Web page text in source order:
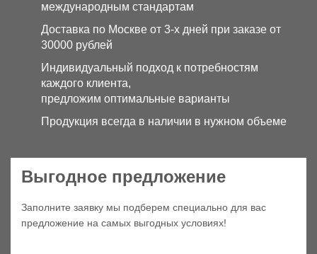
международным стандартам
Доставка по Москве от 3-х дней при заказе от
30000 рублей
Индивидуальный подход к потребностям
каждого клиента,
предложим оптимальные варианты
Продукция всегда в наличии в нужном объеме
Выгодное предложение
Заполните заявку мы подберем специально для вас
предложение на самых выгодных условиях!